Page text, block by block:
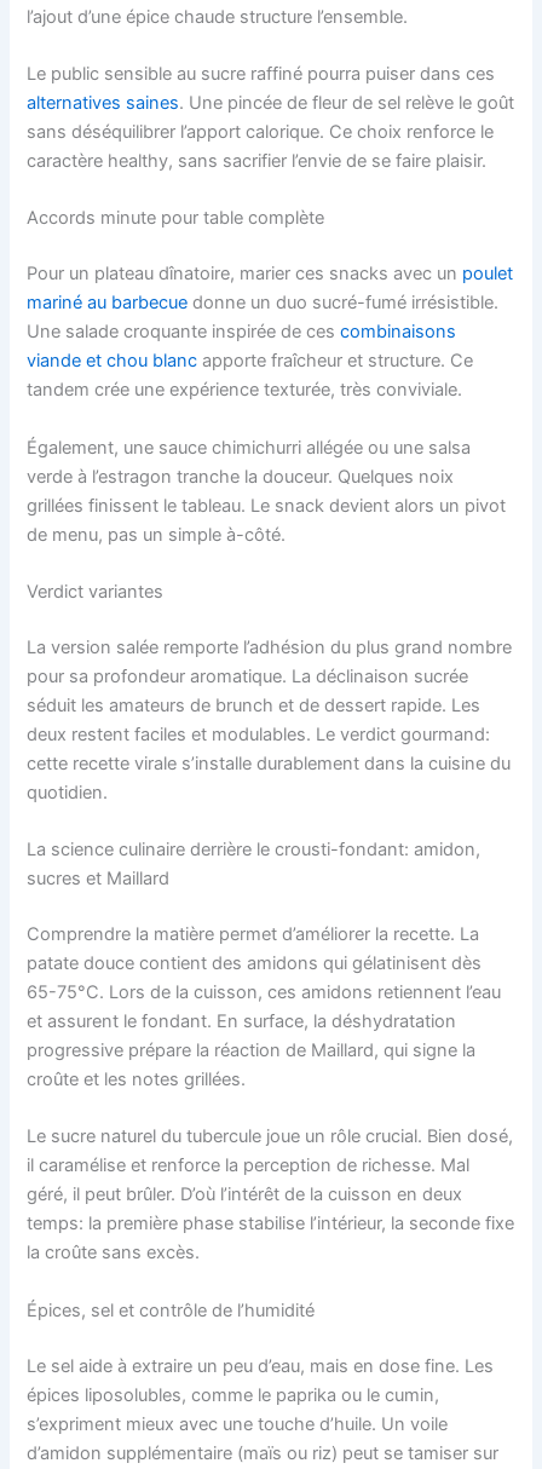
l’ajout d’une épice chaude structure l’ensemble.
Le public sensible au sucre raffiné pourra puiser dans ces
alternatives saines. Une pincée de fleur de sel relève le goût
sans déséquilibrer l’apport calorique. Ce choix renforce le
caractère healthy, sans sacrifier l’envie de se faire plaisir.
Accords minute pour table complète
Pour un plateau dînatoire, marier ces snacks avec un poulet
mariné au barbecue donne un duo sucré-fumé irrésistible.
Une salade croquante inspirée de cescombinaisons
viande et chou blanc apporte fraîcheur et structure. Ce
tandem crée une expérience texturée, très conviviale.
Également, une sauce chimichurri allégée ou une salsa
verde à l’estragon tranche la douceur. Quelques noix
grillées finissent le tableau. Le snack devient alors un pivot
de menu, pas un simple à-côté.
Verdict variantes
La version salée remporte l’adhésion du plus grand nombre
pour sa profondeur aromatique. La déclinaison sucrée
séduit les amateurs de brunch et de dessert rapide. Les
deux restent faciles et modulables. Le verdict gourmand:
cette recette virale s’installe durablement dans la cuisine du
quotidien.
La science culinaire derrière le crousti-fondant: amidon,
sucres et Maillard
Comprendre la matière permet d’améliorer la recette. La
patate douce contient des amidons qui gélatinisent dès
65-75°C. Lors de la cuisson, ces amidons retiennent l’eau
et assurent le fondant. En surface, la déshydratation
progressive prépare la réaction de Maillard, qui signe la
croûte et les notes grillées.
Le sucre naturel du tubercule joue un rôle crucial. Bien dosé,
il caramélise et renforce la perception de richesse. Mal
géré, il peut brûler. D’où l’intérêt de la cuisson en deux
temps: la première phase stabilise l’intérieur, la seconde fixe
la croûte sans excès.
Épices, sel et contrôle de l’humidité
Le sel aide à extraire un peu d’eau, mais en dose fine. Les
épices liposolubles, comme le paprika ou le cumin,
s’expriment mieux avec une touche d’huile. Un voile
d’amidon supplémentaire (maïs ou riz) peut se tamiser sur